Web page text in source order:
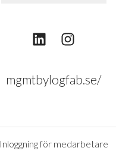
mgmtbylogfab.se/
Inloggning för medarbetare